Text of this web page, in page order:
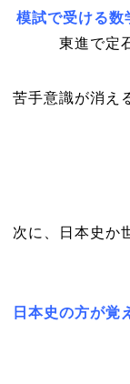
模試で受ける数
東進で定
苦手意識が消え
次に、日本史か
日本史の方が覚